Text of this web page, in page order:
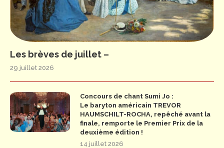
Les brèves de juillet –
29 juillet 2026
Concours de chant Sumi Jo :
Le baryton américain TREVOR
HAUMSCHILT-ROCHA, repêché avant la
finale, remporte le Premier Prix de la
deuxième édition !
14 juillet 2026